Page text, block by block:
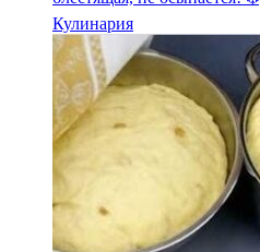
Кулинария